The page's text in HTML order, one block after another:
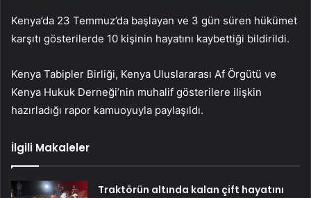
Kenya’da 23 Temmuz’da başlayan ve 3 gün süren hükümet
karşıtı gösterilerde 10 kişinin hayatını kaybettiği bildirildi.
Kenya Tabipler Birliği, Kenya Uluslararası Af Örgütü ve
Kenya Hukuk Derneği’nin muhalif gösterilere ilişkin
hazırladığı rapor kamuoyuyla paylaşıldı.
İlgili Makaleler
Traktörün altında kalan çift hayatını